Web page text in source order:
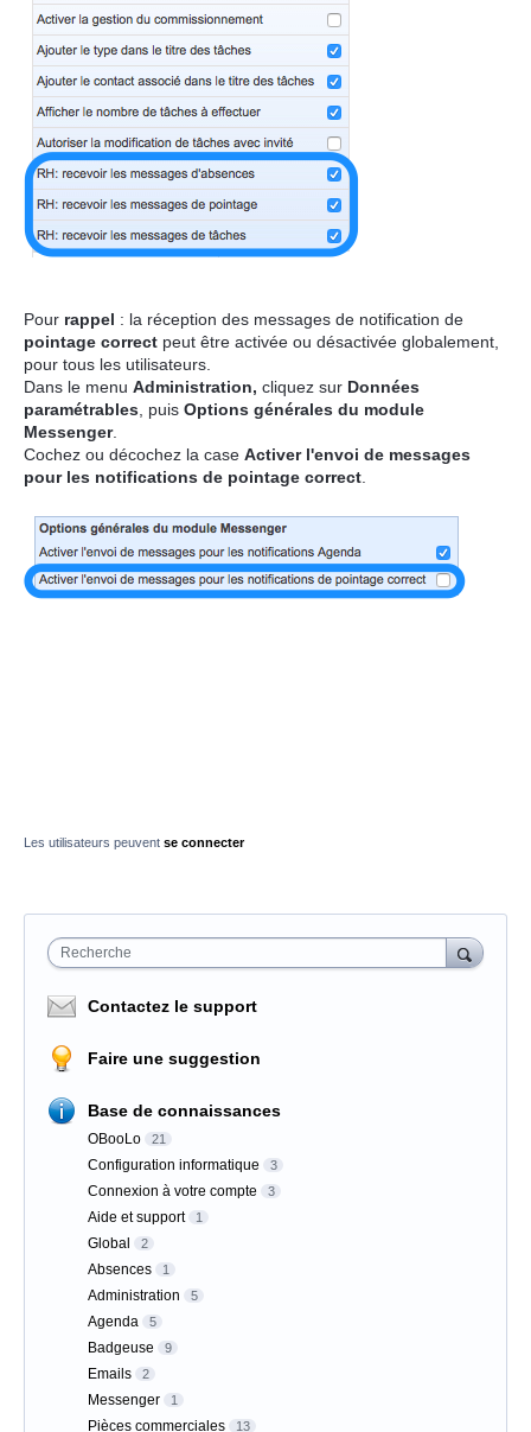
Pour rappel : la réception des messages de notification de
pointage correct peut être activée ou désactivée globalement,
pour tous les utilisateurs.
Dans le menu Administration, cliquez sur Données
paramétrables , puis Options générales du module
Messenger.
Cochez ou décochez la case Activer l'envoi de messages
pour les notifications de pointage correct
Les utilisateurs peuvent se connecter
Recherche
Contactez le support
Faire une suggestion
Base de connaissances
OBooLo 21
Configuration informatique 3
Connexion à votre compte 3
Aide et support 1
Global 2
Absences 1
Administration 5
Agenda 5
Badgeuse 9
Emails 2
Messenger 1
Pièces commerciales 13